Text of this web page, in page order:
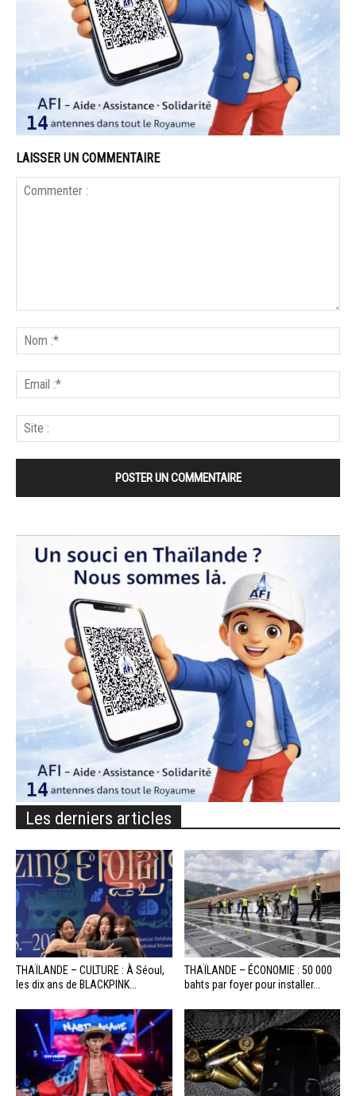
LAISSER UN COMMENTAIRE
Les derniers articles
THAÏLANDE – CULTURE : À Séoul,
les dix ans de BLACKPINK...
THAÏLANDE – ÉCONOMIE : 50 000
bahts par foyer pour installer...